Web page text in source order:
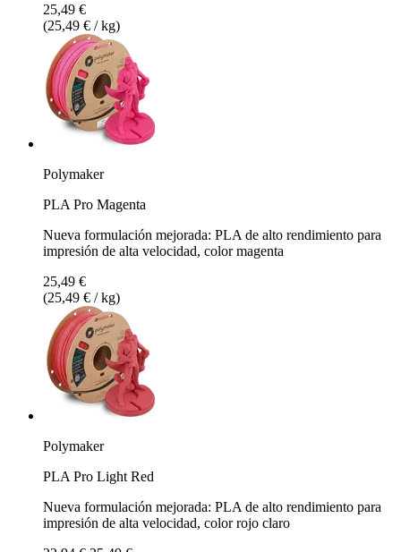
25,49 €
(25,49 € / kg)
Polymaker
PLA Pro Magenta
Nueva formulación mejorada: PLA de alto rendimiento para
impresión de alta velocidad, color magenta
25,49 €
(25,49 € / kg)
Polymaker
PLA Pro Light Red
Nueva formulación mejorada: PLA de alto rendimiento para
impresión de alta velocidad, color rojo claro